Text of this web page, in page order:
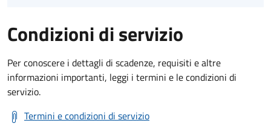
Condizioni di servizio
Per conoscere i dettagli di scadenze, requisiti e altre
informazioni importanti, leggi i termini e le condizioni di
servizio.
Termini e condizioni di servizio